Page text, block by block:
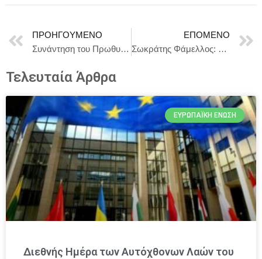
ΠΡΟΗΓΟΎΜΕΝΟ
Συνάντηση του Πρωθυπουργού Κυριάκου Μητσοτάκη με τον Ευρωπαίο Επίτροπο για τον Προϋπολογισμό, την Καταπολέμηση της Απάτης και τη Δημόσια Διοίκηση Piotr Serafin
ΕΠΌΜΕΝΟ
Σωκράτης Φάμελλος: Η κυβέρνηση τροφοδοτεί την τοξικότητα και τα ψευδή διλήμματα
Τελευταία Άρθρα
ΕΥΡΩΠΑΪΚΉ ΈΝΩΣΗ
Διεθνής Ημέρα των Αυτόχθονων Λαών του